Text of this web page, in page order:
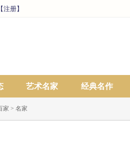
【注册】
艺术名家 经典名作
家 > 名家